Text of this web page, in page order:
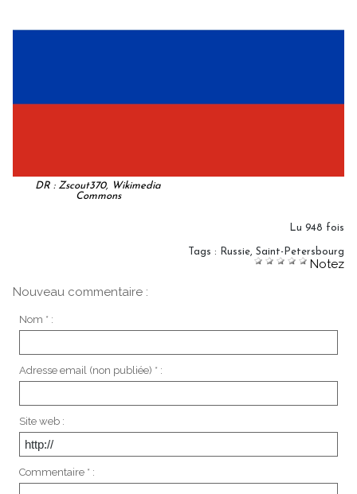
DR : Zscout370, Wikimedia
Commons
Lu 948 fois
Tags : Russie, Saint-Petersbourg
Notez
Nouveau commentaire :
Nom * :
Adresse email (non publiée) * :
Site web :
Commentaire * :